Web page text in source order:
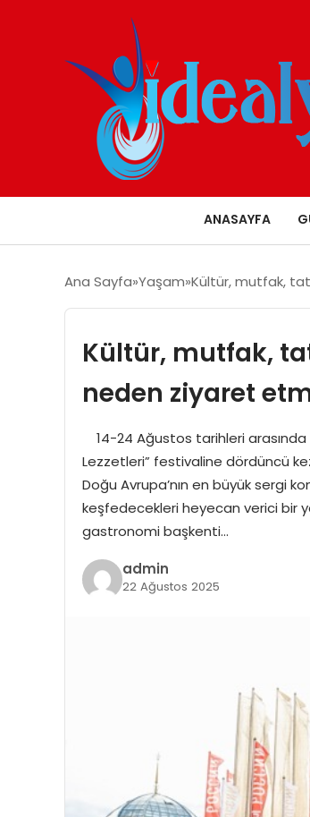
ANASAYFA
Ana Sayfa Yaşam Kültür, mutfak,
Kültür, mutfak,
neden ziyaret
14-24 Ağustos tarihleri arasında
Lezzetleri” festivaline dördüncü
Doğu Avrupa’nın en büyük sergi
keşfedecekleri heyecan verici bir
gastronomi başkenti…
admin
22 Ağustos 2025